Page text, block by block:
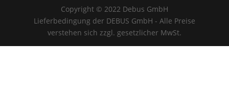
Copyright © 2022 Debus GmbH
Lieferbedingung der DEBUS GmbH - Alle Preise
verstehen sich zzgl. gesetzlicher MwSt.